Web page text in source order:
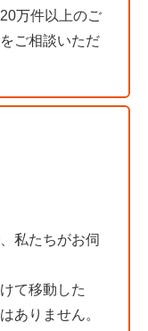
万件以上のご
ご相談いただ
私たちがお伺
て移動した
ありません。